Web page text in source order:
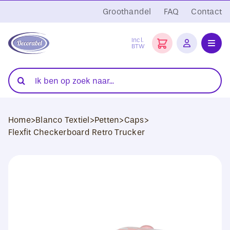
naar
inhoud
Groothandel FAQ Contact
Incl.
BTW
Folies
Transferpersen
Zoeken
naar:
Home>Blanco Textiel>Petten>Caps>
Flexfit Checkerboard Retro Trucker